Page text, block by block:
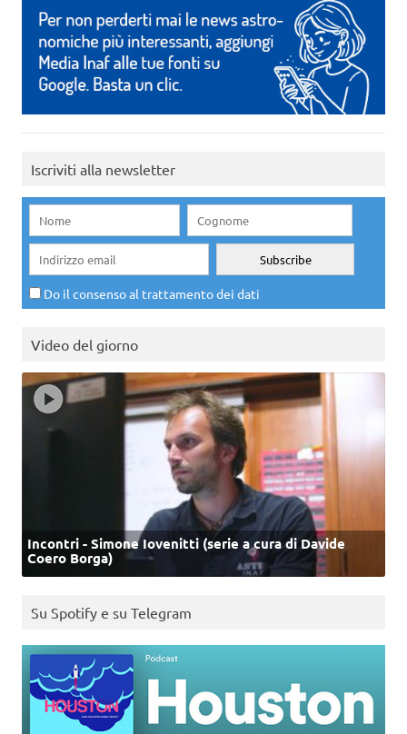
Iscriviti alla newsletter
Do il consenso al trattamento dei dati
Video del giorno
Incontri - Simone Iovenitti (serie a cura di Davide
Coero Borga)
Su Spotify e su Telegram